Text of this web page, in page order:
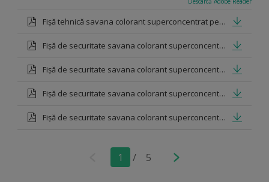
Fișă tehnică savana colorant superconcentrat pentru vopsea lavabilă
Fișă de securitate savana colorant superconcentrat galben
Fișă de securitate savana colorant superconcentrat albastru
Fișă de securitate savana colorant superconcentrat verde
Fișă de securitate savana colorant superconcentrat ocru oxid
1 / 5